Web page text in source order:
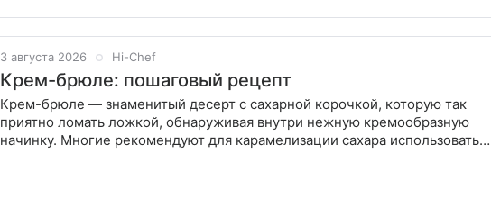
3 августа 2026 Hi-Chef
Крем-брюле: пошаговый рецепт
Крем-брюле — знаменитый десерт с сахарной корочкой, которую так
приятно ломать ложкой, обнаруживая внутри нежную кремообразную
начинку. Многие рекомендуют для карамелизации сахара использовать